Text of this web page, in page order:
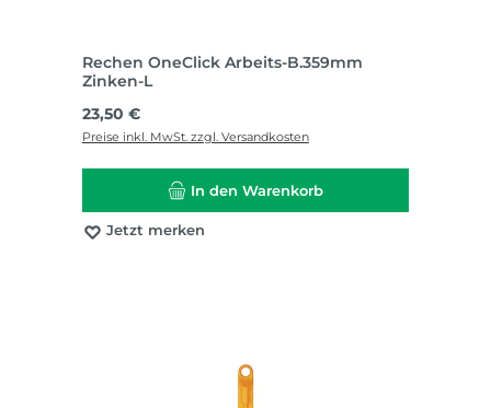
Rechen OneClick Arbeits-B.359mm
Zinken-L
Regulärer Preis:
23,50 €
Preise inkl. MwSt. zzgl. Versandkosten
In den Warenkorb
Jetzt merken